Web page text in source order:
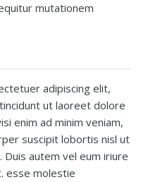
mutationem
adipiscing elit,
ut laoreet dolore
enim ad minim veniam,
suscipit lobortis nisl ut
autem vel eum iriure
esse molestie